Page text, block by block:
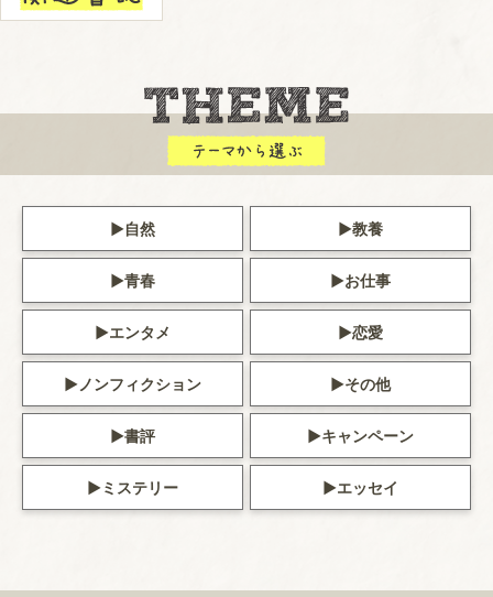
自然 教養
青春 お仕事
エンタメ 恋愛
ノンフィクション その他
書評 キャンペーン
ミステリー エッセイ